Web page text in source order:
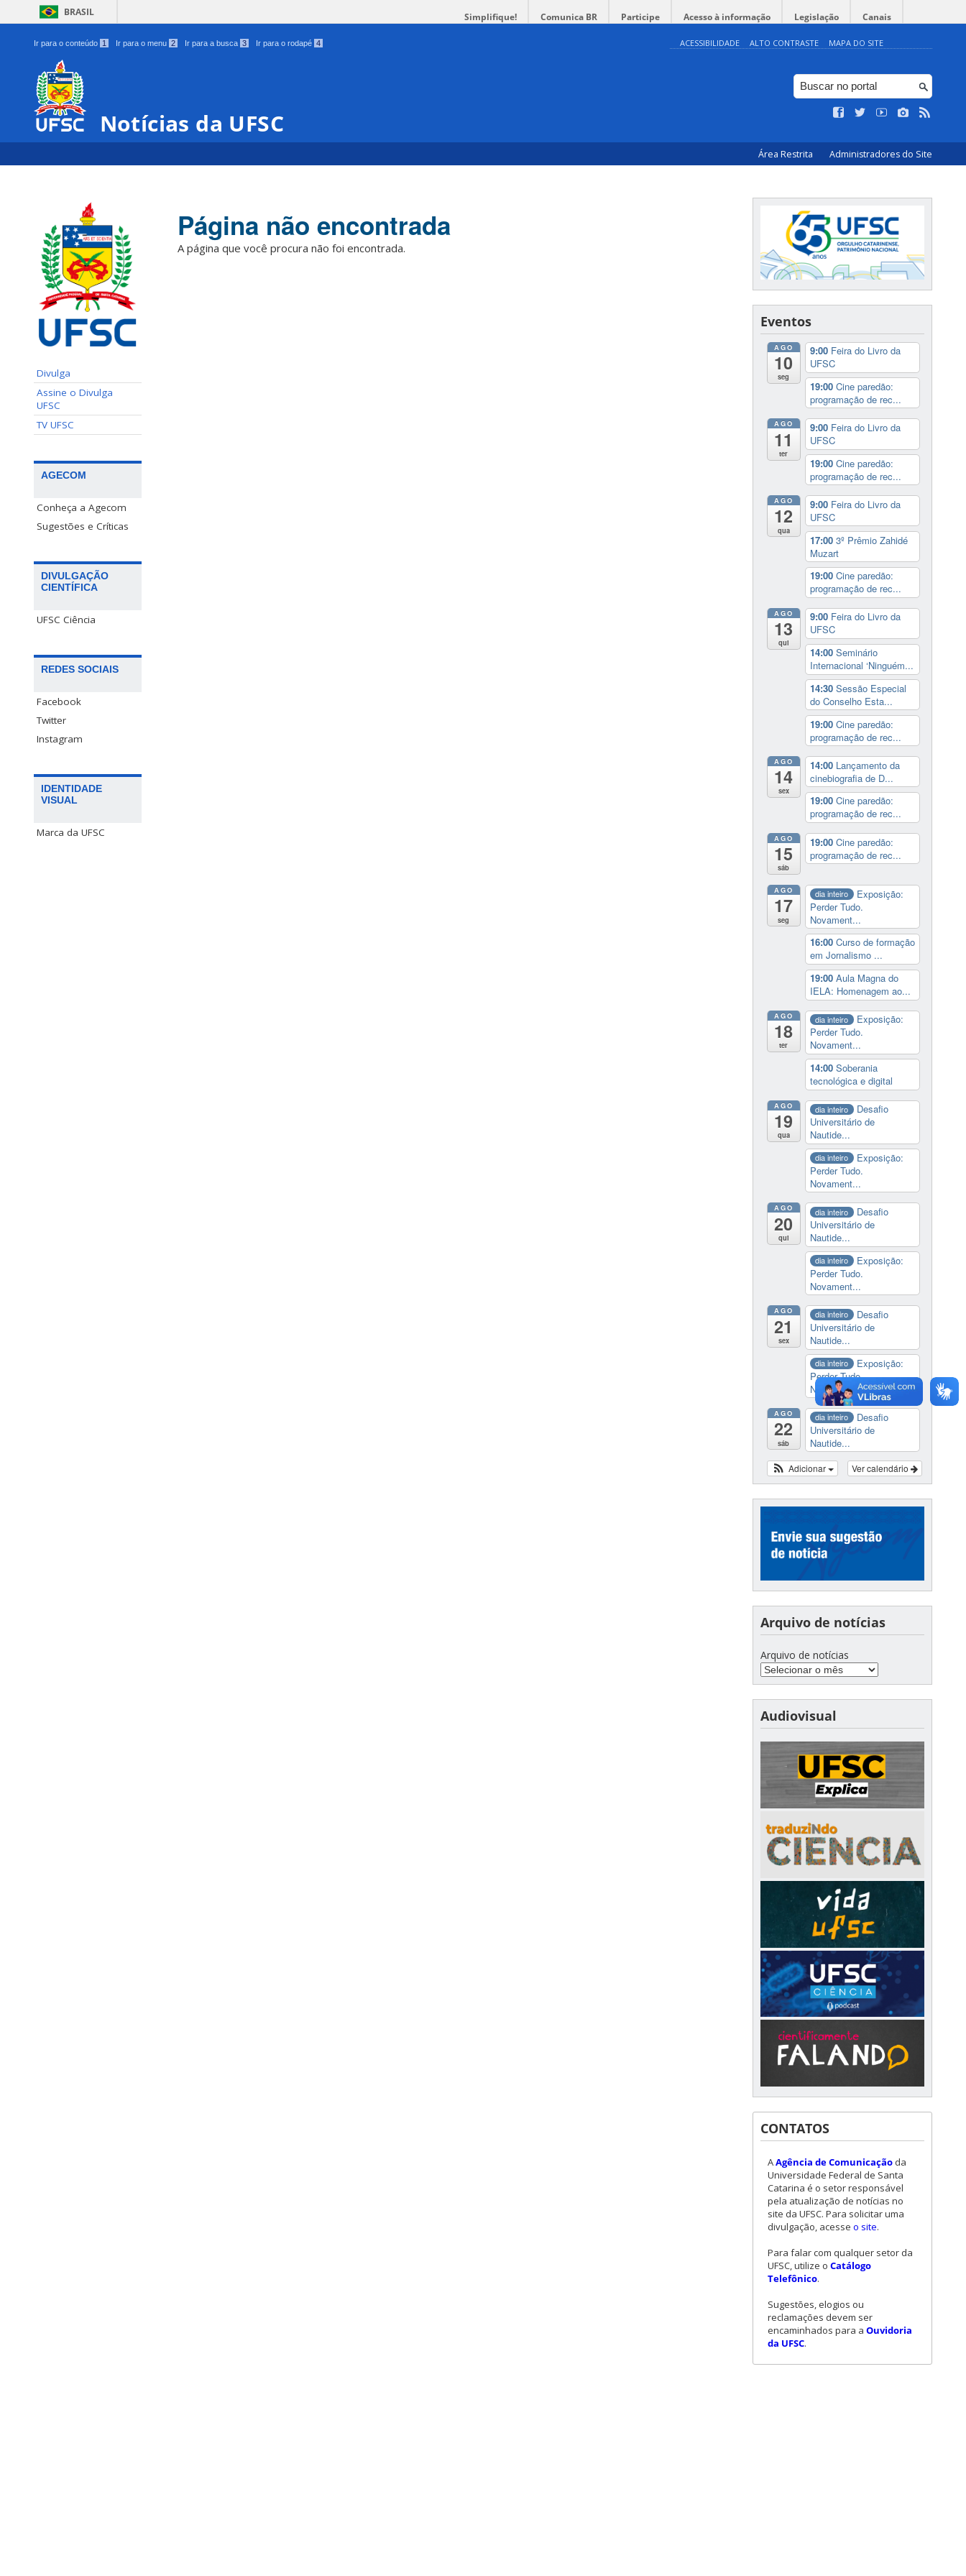
BRASIL Simplifique! Comunica BR Participe Acesso à informação Legislação Canais
Ir para o conteúdo 1 Ir para o menu 2 Ir para a busca 3 Ir para o rodapé 4 ACESSIBILIDADE ALTO CONTRASTE MAPA DO SITE
Notícias da UFSC
Área Restrita Administradores do Site
Divulga
Assine o Divulga
UFSC
TV UFSC
AGECOM
Conheça a Agecom
Sugestões e Críticas
DIVULGAÇÃO
CIENTÍFICA
UFSC Ciência
REDES SOCIAIS
Facebook
Twitter
Instagram
IDENTIDADE
VISUAL
Marca da UFSC
Página não encontrada
A página que você procura não foi encontrada.
Eventos
AGO
10
seg
9:00 Feira do Livro da
UFSC
19:00 Cine paredão:
programação de rec...
AGO
11
ter
9:00 Feira do Livro da
UFSC
19:00 Cine paredão:
programação de rec...
AGO
12
qua
9:00 Feira do Livro da
UFSC
17:00 3º Prêmio Zahidé
Muzart
19:00 Cine paredão:
programação de rec...
AGO
13
qui
9:00 Feira do Livro da
UFSC
14:00 Seminário
Internacional ‘Ninguém...
14:30 Sessão Especial
do Conselho Esta...
19:00 Cine paredão:
programação de rec...
AGO
14
sex
14:00 Lançamento da
cinebiografia de D...
19:00 Cine paredão:
programação de rec...
AGO
15
sáb
19:00 Cine paredão:
programação de rec...
AGO
17
seg
dia inteiro
Exposição:
Perder Tudo.
Novament...
16:00 Curso de formação
em Jornalismo ...
19:00 Aula Magna do
IELA: Homenagem ao...
AGO
18
ter
dia inteiro
Exposição:
Perder Tudo.
Novament...
14:00 Soberania
tecnológica e digital
AGO
19
qua
dia inteiro
Desafio
Universitário de
Nautide...
dia inteiro
Exposição:
Perder Tudo.
Novament...
AGO
20
qui
dia inteiro
Desafio
Universitário de
Nautide...
dia inteiro
Exposição:
Perder Tudo.
Novament...
AGO
21
sex
dia inteiro
Desafio
Universitário de
Nautide...
dia inteiro
Exposição:
Perder Tudo.
Novament...
AGO
22
sáb
dia inteiro
Desafio
Universitário de
Nautide...
Ver calendário
Adicionar
Arquivo de notícias
Arquivo de notícias
Audiovisual
CONTATOS
AAgência de Comunicação da
Universidade Federal de Santa
Catarina é o setor responsável
pela atualização de notícias no
site da UFSC. Para solicitar uma
divulgação, acesse o site.
Para falar com qualquer setor da
UFSC, utilize o Catálogo
Telefônico.
Sugestões, elogios ou
reclamações devem ser
encaminhados para a Ouvidoria
da UFSC.